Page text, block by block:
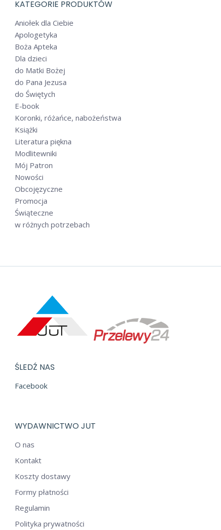
KATEGORIE PRODUKTÓW
Aniołek dla Ciebie
Apologetyka
Boża Apteka
Dla dzieci
do Matki Bożej
do Pana Jezusa
do Świętych
E-book
Koronki, różańce, nabożeństwa
Książki
Literatura piękna
Modlitewniki
Mój Patron
Nowości
Obcojęzyczne
Promocja
Świąteczne
w różnych potrzebach
ŚLEDŹ NAS
Facebook
WYDAWNICTWO JUT
O nas
Kontakt
Koszty dostawy
Formy płatności
Regulamin
Polityka prywatności